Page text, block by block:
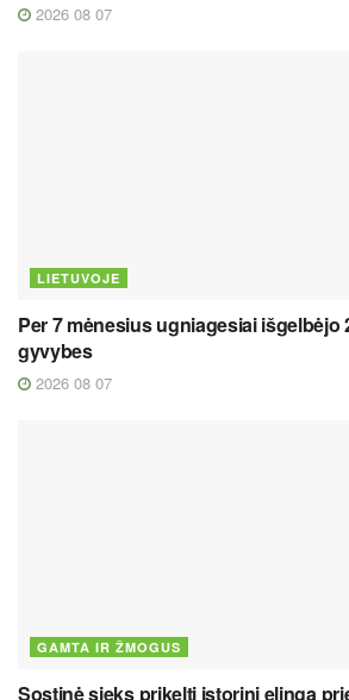
2026 08 07
LIETUVOJE
Per 7 mėnesius ugniagesiai išgelbėjo
gyvybes
2026 08 07
GAMTA IR ŽMOGUS
Sostinė sieks prikelti istorinį elingą